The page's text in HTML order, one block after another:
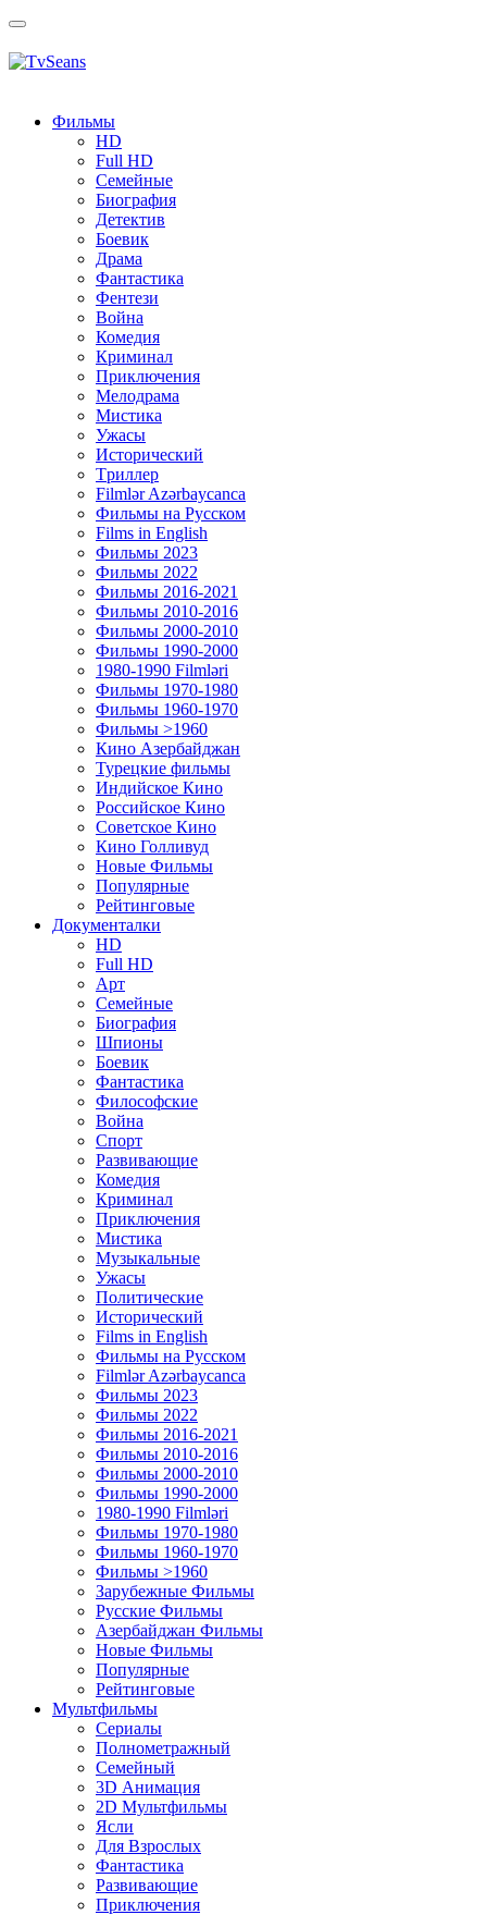
Toggle
Фильмы
HD
Full HD
Семейные
Биография
Детектив
Боевик
Драма
Фантастика
Фентези
Война
Комедия
Криминал
Приключения
Мелодрама
Мистика
Ужасы
Исторический
Tриллер
Filmlər Azərbaycanca
Фильмы на Русском
Films in English
Фильмы 2023
Фильмы 2022
Фильмы 2016-2021
Фильмы 2010-2016
Фильмы 2000-2010
Фильмы 1990-2000
1980-1990 Filmləri
Фильмы 1970-1980
Фильмы 1960-1970
Фильмы >1960
Кино Азербайджан
Турецкие фильмы
Индийское Кино
Российское Кино
Советское Кино
Кино Голливуд
Новые Фильмы
Популярные
Рейтинговые
Документалки
HD
Full HD
Арт
Семейные
Биография
Шпионы
Боевик
Фантастика
Философские
Война
Спорт
Развивающие
Комедия
Криминал
Приключения
Мистика
Музыкальные
Ужасы
Политические
Исторический
Films in English
Фильмы на Русском
Filmlər Azərbaycanca
Фильмы 2023
Фильмы 2022
Фильмы 2016-2021
Фильмы 2010-2016
Фильмы 2000-2010
Фильмы 1990-2000
1980-1990 Filmləri
Фильмы 1970-1980
Фильмы 1960-1970
Фильмы >1960
Зарубежные Фильмы
Русские Фильмы
Азербайджан Фильмы
Новые Фильмы
Популярные
Рейтинговые
Мультфильмы
Сериалы
Полнометражный
Семейный
3D Анимация
2D Мультфильмы
Ясли
Для Взрослых
Фантастика
Развивающие
Приключения